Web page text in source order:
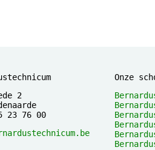
2
23 76 00
Onze